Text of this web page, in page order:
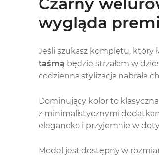
wygląda
Jeśli szukasz kompletu, który
taśmą będzie strzałem w
codzienna stylizacja nabrała
Dominujący kolor to
z minimalistycznymi
elegancko i przyjemnie w
Model jest dostępny w